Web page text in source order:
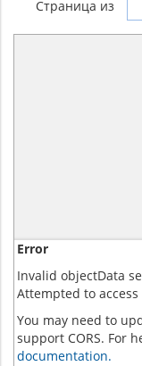
Страница из
Error
Invalid objectData
Attempted to
You may need to
support CORS. For
documentation.